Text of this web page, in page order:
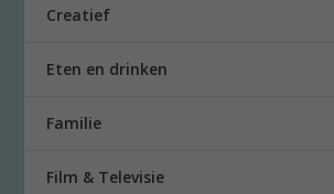
Creatief
Eten en drinken
Familie
Film & Televisie